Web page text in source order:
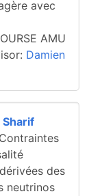
avec
AMU
Damien
Sharif
des
neutrinos